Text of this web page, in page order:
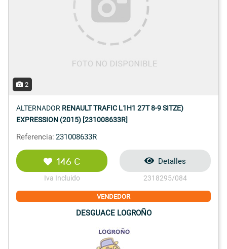
2
ALTERNADOR RENAULT TRAFIC L1H1 27T 8-9 SITZE)
EXPRESSION (2015) [231008633R]
Referencia: 231008633R
146 €
Iva Incluido
Detalles
2318295/084
VENDEDOR
DESGUACE LOGROÑO